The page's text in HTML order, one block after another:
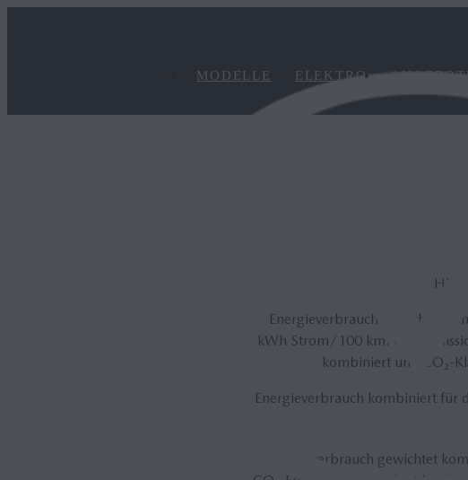
MODELLE ELEKTRO
Hier
Energieverbrauch gewichtet
kWh Strom/100 km. CO₂-
kombiniert und CO₂-
Energieverbrauch kombiniert für
Energieverbrauch gewichtet